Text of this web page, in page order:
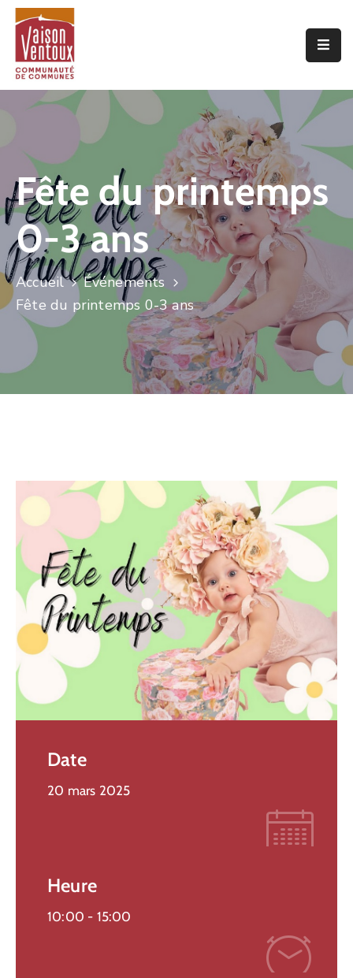
Accueil
L’interco
Economie
Projets
De
Territoire
Découvrir
Fête du printemps
0-3 ans
Accueil
Événements
Fête du printemps 0-3 ans
Date
20 mars 2025
Heure
10:00 - 15:00